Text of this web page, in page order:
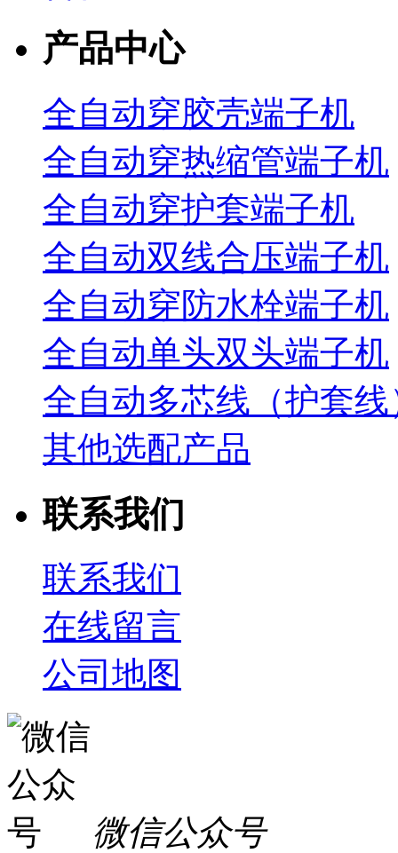
产品中心
全自动穿胶壳端子机
全自动穿热缩管端子机
全自动穿护套端子机
全自动双线合压端子机
全自动穿防水栓端子机
全自动单头双头端子机
全自动多芯线（护套
其他选配产品
联系我们
联系我们
在线留言
公司地图
微信公众号